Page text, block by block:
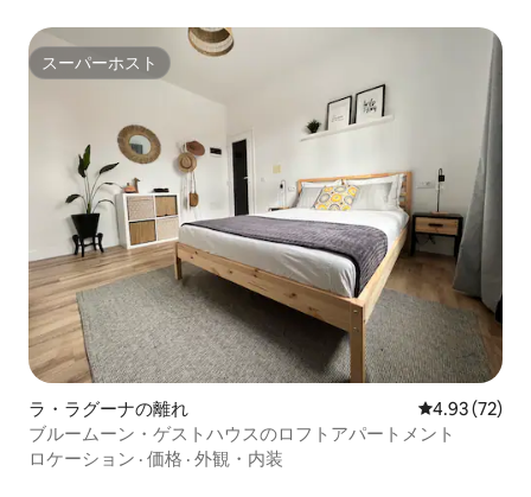
スーパーホスト
スーパーホスト
ラ・ラグーナの離れ レビュー72
4.93 (72)
ブルームーン・ゲストハウスのロフトアパートメント
ロケーション · 価格 · 外観・内装